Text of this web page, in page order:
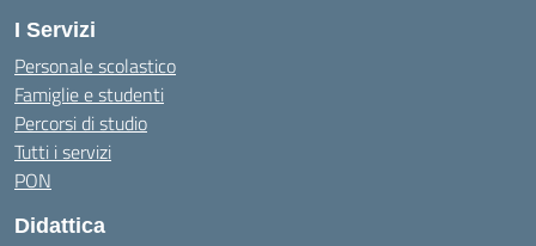
I Servizi
Personale scolastico
Famiglie e studenti
Percorsi di studio
Tutti i servizi
PON
Didattica